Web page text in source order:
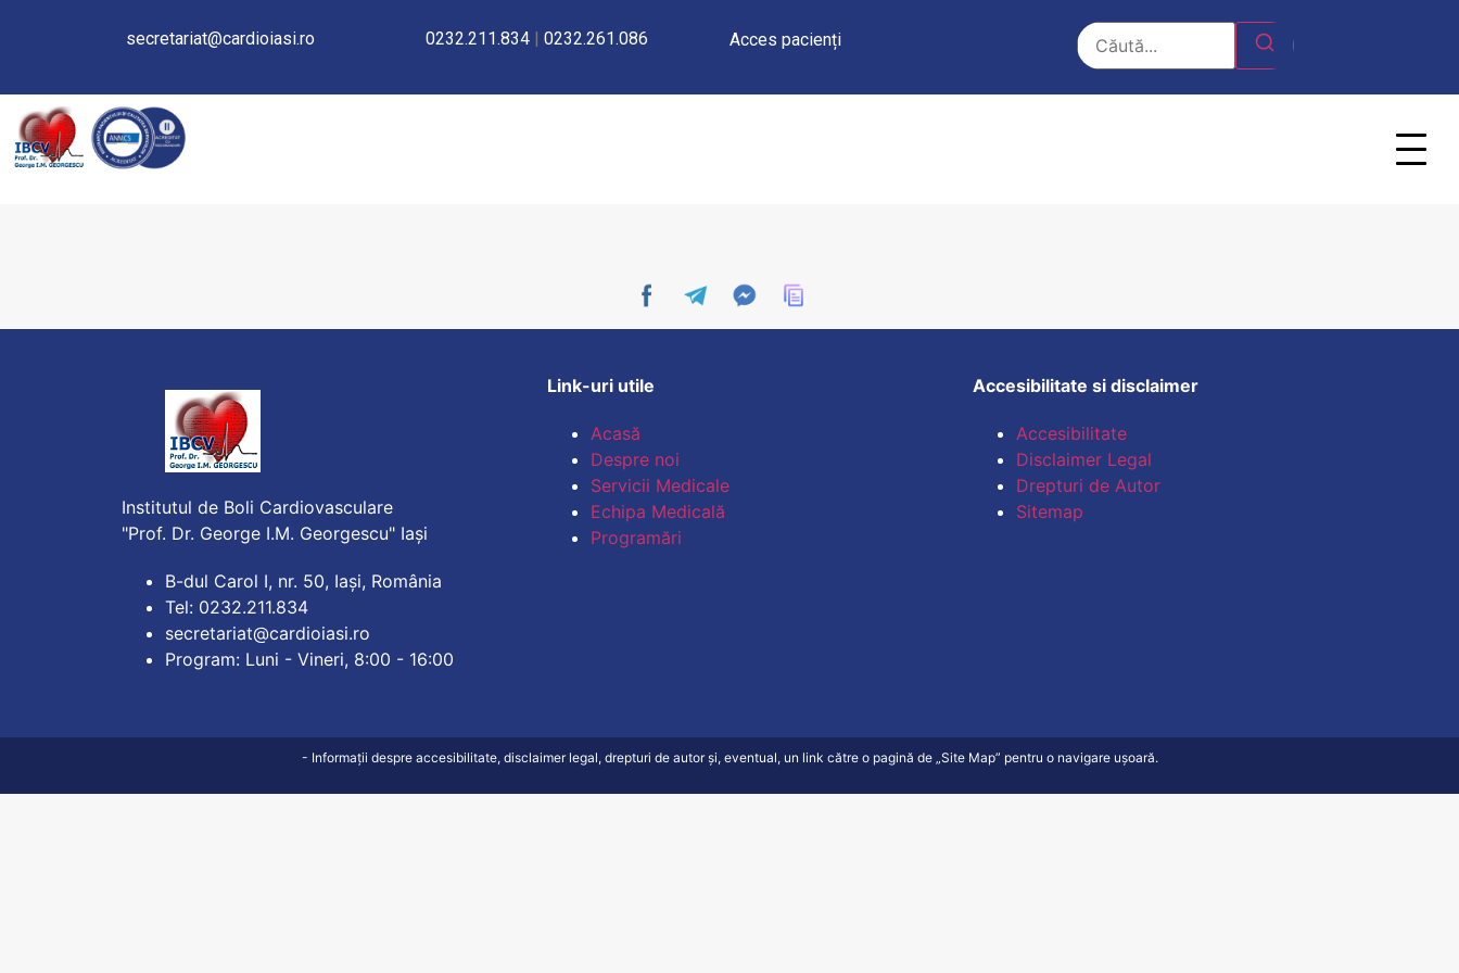
secretariat@cardioiasi.ro 0232.211.834 | 0232.261.086 Acces pacienți
ANGIOPLASTIE CORONARIANĂ CU IMPLANTARE DE STENTURI FARMACOLOGIC ACTIVE
Institutul de Boli Cardiovasculare
"Prof. Dr. George I.M. Georgescu" Iași
B-dul Carol I, nr. 50, Iași, România
Tel: 0232.211.834
secretariat@cardioiasi.ro
Program: Luni - Vineri, 8:00 - 16:00
Link-uri utile
Acasă
Despre noi
Servicii Medicale
Echipa Medicală
Programări
Accesibilitate si disclaimer
Accesibilitate
Disclaimer Legal
Drepturi de Autor
Sitemap
- Informații despre accesibilitate, disclaimer legal, drepturi de autor și, eventual, un link către o pagină de „Site Map” pentru o navigare ușoară.